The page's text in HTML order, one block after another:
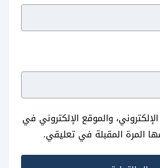
والموقع الإلكتروني في
المرة المقبلة في تعليقي.